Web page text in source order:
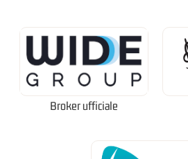
Broker ufficiale